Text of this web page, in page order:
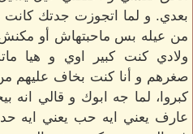
بعدي. و لما اتجوزت جدتك
من عيله بس ماحبتهاش أو
ولادي كنت كبير اوي و هيا
صغرهم و أنا كنت بخاف عليهم
كبروا، لما جه ابوك و قالي
عارف يعني ايه حب يعني ايه